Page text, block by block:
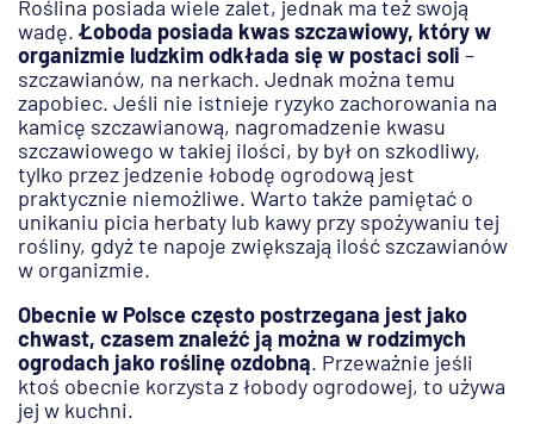
Roślina posiada wiele zalet, jednak ma też swoją
wadę.Łoboda posiada kwas szczawiowy, który w
organizmie ludzkim odkłada się w postaci soli –
szczawianów, na nerkach. Jednak można temu
zapobiec. Jeśli nie istnieje ryzyko zachorowania na
kamicę szczawianową, nagromadzenie kwasu
szczawiowego w takiej ilości, by był on szkodliwy,
tylko przez jedzenie łobodę ogrodową jest
praktycznie niemożliwe. Warto także pamiętać o
unikaniu picia herbaty lub kawy przy spożywaniu tej
rośliny, gdyż te napoje zwiększają ilość szczawianów
w organizmie.
Obecnie w Polsce często postrzegana jest jako
chwast, czasem znaleźć ją można w rodzimych
ogrodach jako roślinę ozdobną. Przeważnie jeśli
ktoś obecnie korzysta z łobody ogrodowej, to używa
jej w kuchni.